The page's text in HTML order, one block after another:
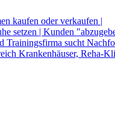
kaufen oder verkaufen |
setzen | Kunden
Trainingsfirma sucht
Krankenhäuser, Reha-